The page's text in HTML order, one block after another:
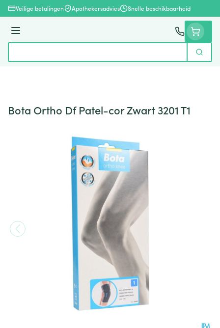
Ga naar de inhoud
Veilige betalingen Apothekersadvies Snelle beschikbaarheid
Menu
Zoek
Bota Ortho Df Patel-cor Zwart 3201 T1